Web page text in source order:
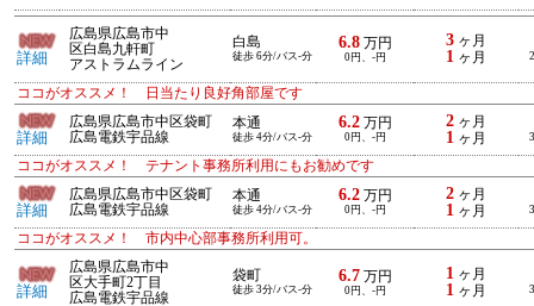
詳細
広島県広島市中
区白島九軒町
アストラムライン
白島
徒歩 6分/バス-分
6.8万円
0円、-円
3 ヶ月
1 ヶ月
ココがオススメ！ 日当たり良好角部屋です
詳細
広島県広島市中区袋町
広島電鉄宇品線
本通
徒歩 4分/バス-分
6.2万円
0円、-円
2 ヶ月
1 ヶ月
ココがオススメ！ テナント事務所利用にもお勧めです
詳細
広島県広島市中区袋町
広島電鉄宇品線
本通
徒歩 4分/バス-分
6.2万円
0円、-円
2 ヶ月
1 ヶ月
ココがオススメ！ 市内中心部事務所利用可。
詳細
広島県広島市中
区大手町2丁目
広島電鉄宇品線
袋町
徒歩 3分/バス-分
6.7万円
0円、-円
1 ヶ月
1 ヶ月